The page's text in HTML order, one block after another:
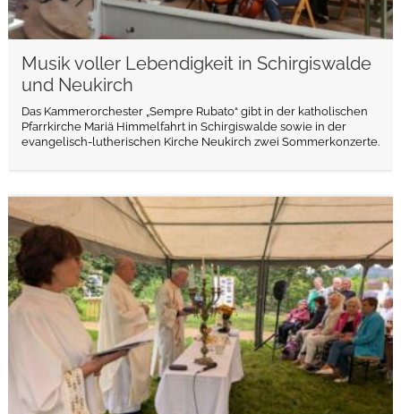
Musik voller Lebendigkeit in Schirgiswalde
und Neukirch
Das Kammerorchester „Sempre Rubato“ gibt in der katholischen
Pfarrkirche Mariä Himmelfahrt in Schirgiswalde sowie in der
evangelisch-lutherischen Kirche Neukirch zwei Sommerkonzerte.
weiterlesen